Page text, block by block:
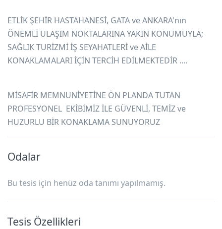
ETLİK ŞEHİR HASTAHANESİ, GATA ve ANKARA'nın
ÖNEMLİ ULAŞIM NOKTALARINA YAKIN KONUMUYLA;
SAĞLIK TURİZMİ İŞ SEYAHATLERİ ve AİLE
KONAKLAMALARI İÇİN TERCİH EDİLMEKTEDİR ....
MİSAFİR MEMNUNİYETİNE ÖN PLANDA TUTAN
PROFESYONEL EKİBİMİZ İLE GÜVENLİ, TEMİZ ve
HUZURLU BİR KONAKLAMA SUNUYORUZ
Odalar
Bu tesis için henüz oda tanımı yapılmamış.
Tesis Özellikleri